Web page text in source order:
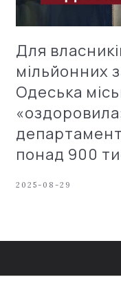
Для
мільйонних
Одеська
понад 900
2025-08-29